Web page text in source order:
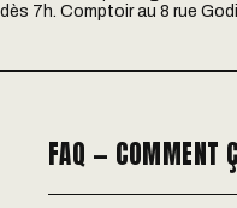
dès 7h. Comptoir au 8 rue
FAQ — COMMENT